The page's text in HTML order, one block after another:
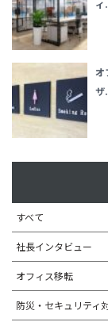
オ
ザ
すべて
社長インタビュー
オフィス移転
防災・セキュリティ